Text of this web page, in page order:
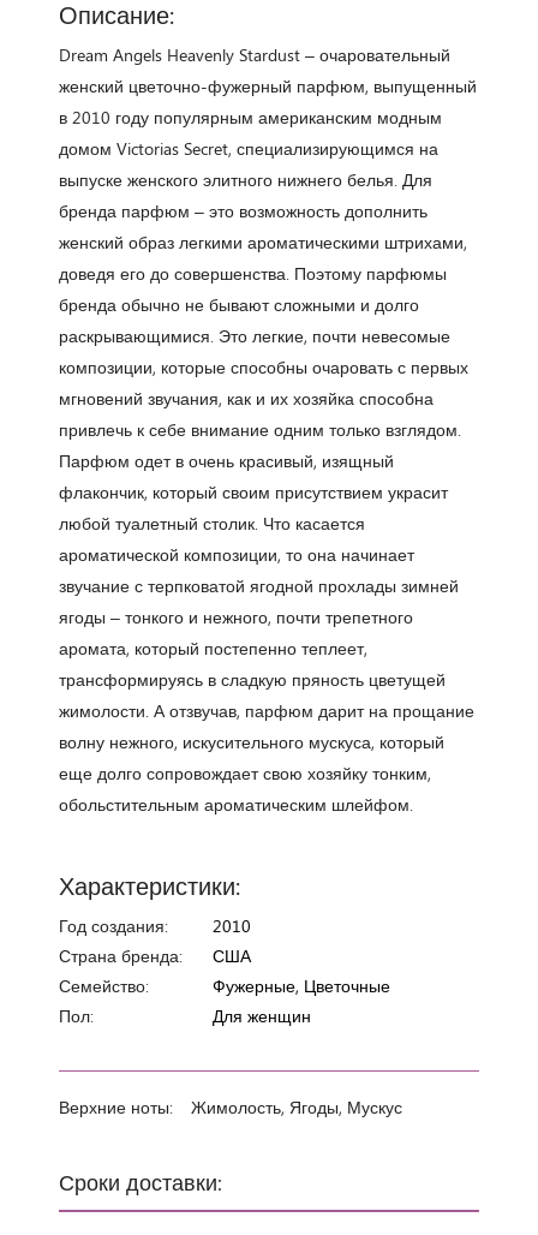
Сроки доставки:
Описание:
Dream Angels Heavenly Stardust – очаровательный
женский цветочно-фужерный парфюм, выпущенный
в 2010 году популярным американским модным
домом Victorias Secret, специализирующимся на
выпуске женского элитного нижнего белья. Для
бренда парфюм – это возможность дополнить
женский образ легкими ароматическими штрихами,
доведя его до совершенства. Поэтому парфюмы
бренда обычно не бывают сложными и долго
раскрывающимися. Это легкие, почти невесомые
композиции, которые способны очаровать с первых
мгновений звучания, как и их хозяйка способна
привлечь к себе внимание одним только взглядом.
Парфюм одет в очень красивый, изящный
флакончик, который своим присутствием украсит
любой туалетный столик. Что касается
ароматической композиции, то она начинает
звучание с терпковатой ягодной прохлады зимней
ягоды – тонкого и нежного, почти трепетного
аромата, который постепенно теплеет,
трансформируясь в сладкую пряность цветущей
жимолости. А отзвучав, парфюм дарит на прощание
волну нежного, искусительного мускуса, который
еще долго сопровождает свою хозяйку тонким,
обольстительным ароматическим шлейфом.
Характеристики:
Год создания:
2010
Страна бренда:
США
Семейство:
Фужерные, Цветочные
Пол:
Для женщин
Верхние ноты: Жимолость, Ягоды, Мускус